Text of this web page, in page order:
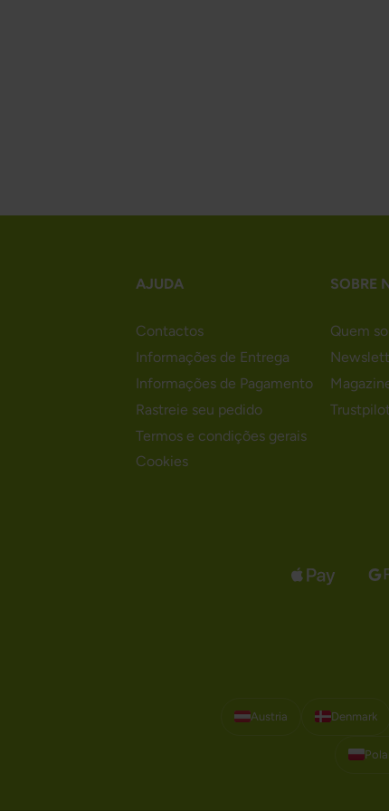
AJUDA
Contactos
Informações de Entrega
Informações de Pagamento
Rastreie seu pedido
Termos e condições gerais
Cookies
SOBRE
Quem
Trustpilot
Austria Denmark